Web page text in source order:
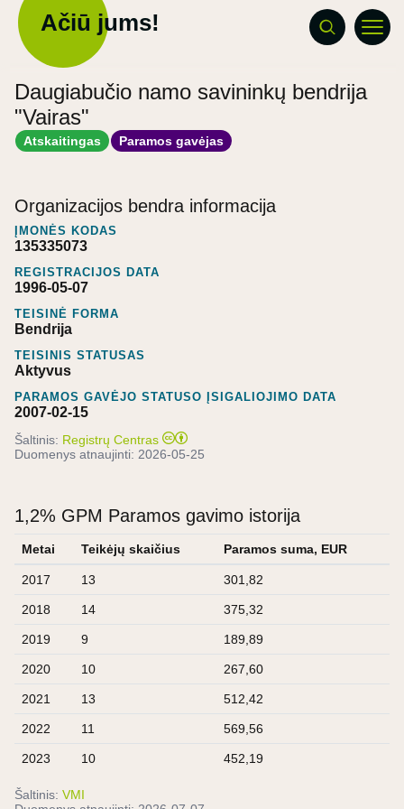
Ačiū jums!
Daugiabučio namo savininkų bendrija
"Vairas"
Atskaitingas Paramos gavėjas
Organizacijos bendra informacija
ĮMONĖS KODAS
135335073
REGISTRACIJOS DATA
1996-05-07
TEISINĖ FORMA
Bendrija
TEISINIS STATUSAS
Aktyvus
PARAMOS GAVĖJO STATUSO ĮSIGALIOJIMO DATA
2007-02-15
Šaltinis: Registrų Centras
Duomenys atnaujinti: 2026-05-25
1,2% GPM Paramos gavimo istorija
Metai Teikėjų skaičius Paramos suma, EUR
2017 13 301,82
2018 14 375,32
2019 9 189,89
2020 10 267,60
2021 13 512,42
2022 11 569,56
2023 10 452,19
Šaltinis: VMI